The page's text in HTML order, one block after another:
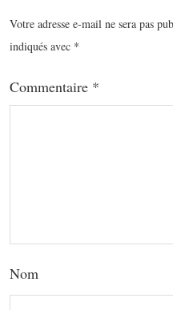
Votre adresse e-mail ne sera pas
indiqués avec *
Commentaire *
Nom